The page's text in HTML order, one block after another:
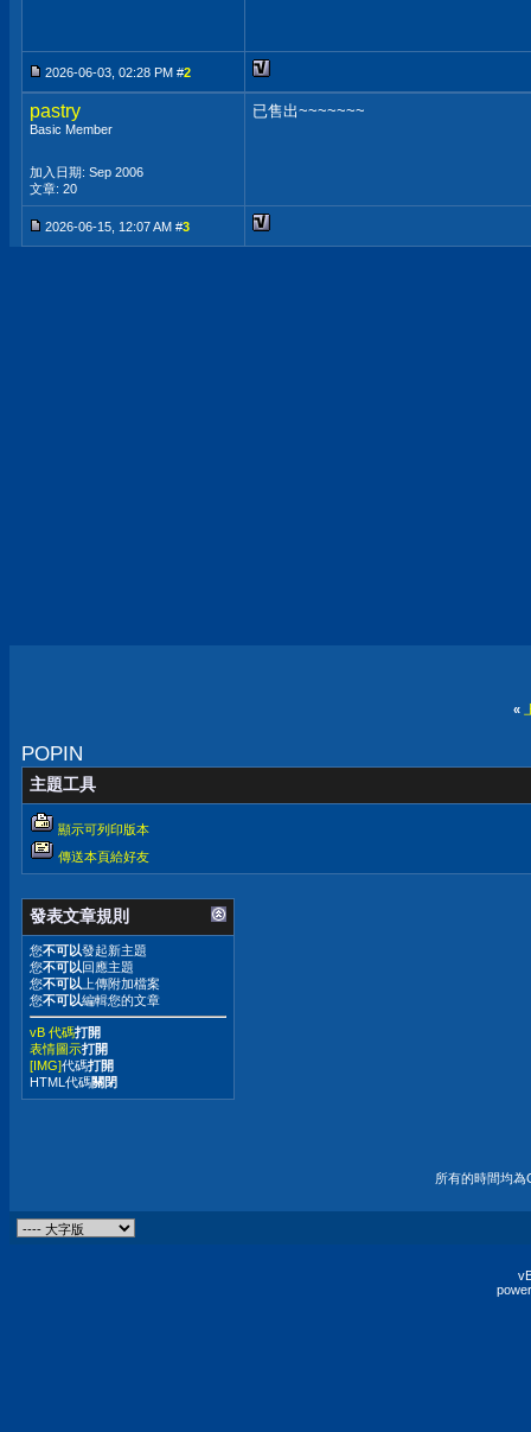
2026-06-03, 02:28 PM #2
pastry
Basic Member
加入日期: Sep 2006
文章: 20
已售出~~~~~~~
2026-06-15, 12:07 AM #3
«
POPIN
主題工具
顯示可列印版本
傳送本頁給好友
發表文章規則
您不可以發起新主題
您不可以回應主題
您不可以 上傳附加檔案
您不可以編輯您的文章
vB 代碼打開
表情圖示打開
[IMG]代碼打開
HTML代碼關閉
所有的時間均為